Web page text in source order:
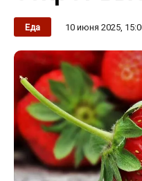
Еда 10 июня 2025,